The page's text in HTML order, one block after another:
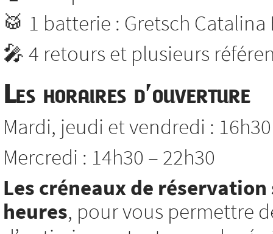
🥁 1 batterie : Gretsch Catalina
🎤 4 retours et plusieurs
Les horaires d’ouverture
Mardi, jeudi et vendredi :
Mercredi : 14h30 – 22h30
Les créneaux de
heures, pour vous permettre